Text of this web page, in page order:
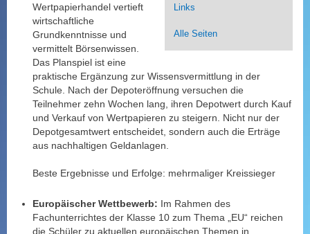
Links
Alle Seiten
Wertpapierhandel vertieft
wirtschaftliche
Grundkenntnisse und
vermittelt Börsenwissen.
Das Planspiel ist eine
praktische Ergänzung zur Wissensvermittlung in der
Schule. Nach der Depoteröffnung versuchen die
Teilnehmer zehn Wochen lang, ihren Depotwert durch Kauf
und Verkauf von Wertpapieren zu steigern. Nicht nur der
Depotgesamtwert entscheidet, sondern auch die Erträge
aus nachhaltigen Geldanlagen.
Beste Ergebnisse und Erfolge: mehrmaliger Kreissieger
Europäischer Wettbewerb: Im Rahmen des
Fachunterrichtes der Klasse 10 zum Thema „EU“ reichen
die Schüler zu aktuellen europäischen Themen in